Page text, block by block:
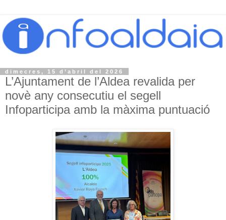
dimecres, 15 d’abril del 2026
L’Ajuntament de l’Aldea revalida per
novè any consecutiu el segell
Infoparticipa amb la màxima puntuació